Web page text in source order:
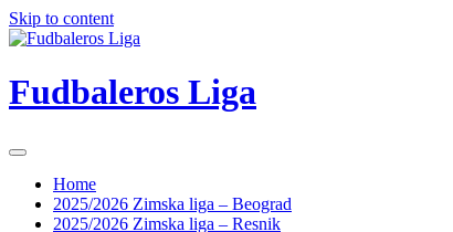
Skip to content
Fudbaleros Liga
Home
2025/2026 Zimska liga – Beograd
2025/2026 Zimska liga – Resnik